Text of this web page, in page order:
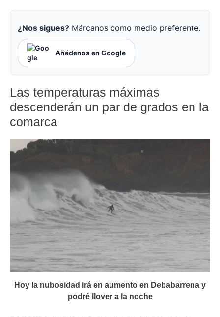
¿Nos sigues? Márcanos como medio preferente.
Añádenos en Google
Las temperaturas máximas
descenderán un par de grados en la
comarca
Hoy la nubosidad irá en aumento en Debabarrena y
podré llover a la noche